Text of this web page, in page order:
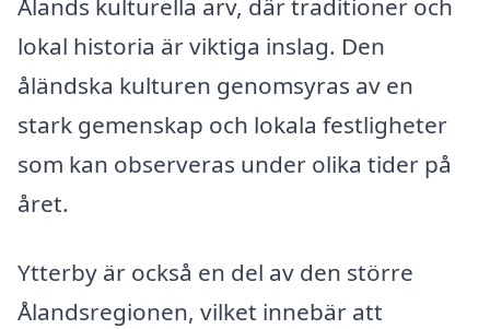
lokal historia är viktiga inslag. Den
åländska kulturen genomsyras av en
stark gemenskap och lokala festligheter
som kan observeras under olika tider på
året.
Ytterby är också en del av den större
Ålandsregionen, vilket innebär att